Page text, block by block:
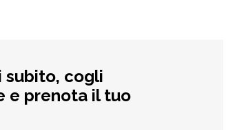
cogli
e prenota il tuo